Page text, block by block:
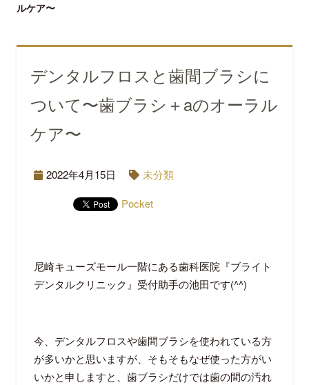
ルケア〜
デンタルフロスと歯間ブラシに
ついて〜歯ブラシ＋aのオーラル
ケア〜
2022年4月15日
未分類
Pocket
尼崎キューズモール一階にある歯科医院『ブライト
デンタルクリニック』受付助手の池田です(^^)
今、デンタルフロスや歯間ブラシを使われている方
が多いかと思いますが、そもそもなぜ使った方がい
いかと申しますと、歯ブラシだけでは歯の間の汚れ